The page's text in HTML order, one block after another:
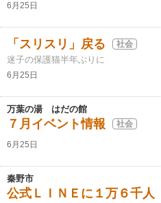
6月25日
「スリスリ」戻る 社会
迷子の保護猫半年ぶりに
6月25日
万葉の湯 はだの館
７月イベント情報 社会
6月25日
秦野市
公式ＬＩＮＥに１万６千人